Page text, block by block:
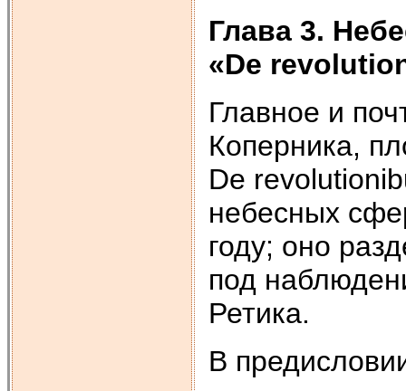
Глава 3.
«De
Главное и
Коперника,
De
небесных
году; оно
под
Ретика.
В